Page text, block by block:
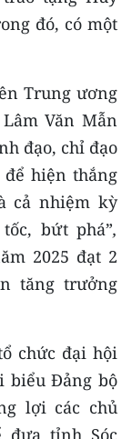
đó, có một
Trung ương
Văn Mẫn
đạo, chỉ đạo
hiện thắng
cả nhiệm kỳ
tốc, bứt phá”,
2025 đạt 2
tăng trưởng
chức đại hội
biểu Đảng bộ
lợi các chủ
đưa tỉnh Sóc